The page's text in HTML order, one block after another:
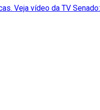
Veja vídeo da TV Senado: